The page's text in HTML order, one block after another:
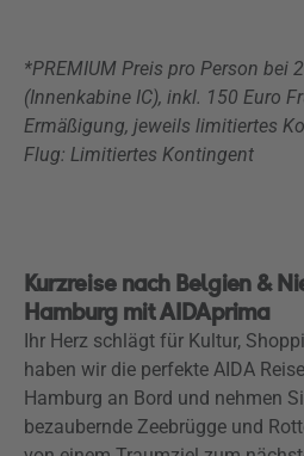
*PREMIUM Preis pro Person bei
(Innenkabine IC), inkl. 150 Euro
Ermäßigung, jeweils limitiertes
Flug: Limitiertes Kontingent
Kurzreise nach Belgien &
Hamburg mit AIDAprima
Ihr Herz schlägt für Kultur,
haben wir die perfekte AIDA
Hamburg an Bord und nehmen
bezaubernde Zeebrügge und